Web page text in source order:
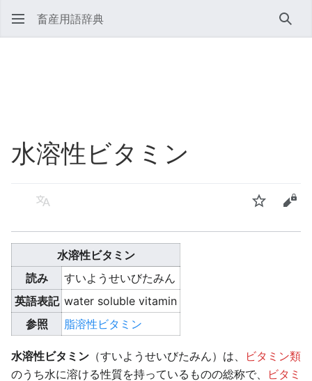
畜産用語辞典 検索
水溶性ビタミン
言語 ウォッチソ
水溶性ビタミン
読み
すいようせいびたみん
英語表記 water soluble vitamin
参照
脂溶性ビタミン
水溶性ビタミン （すいようせいびたみん）は、
ビタミン類
のうち水に溶ける性質を持っているものの総称で、
ビタミ